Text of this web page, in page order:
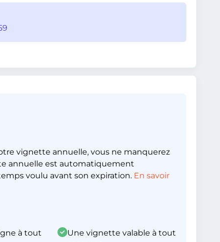
vignette annuelle, vous ne manquerez
annuelle est automatiquement
voulu avant son expiration. En savoir
à tout
Une vignette valable à tout